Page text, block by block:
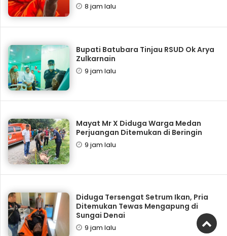
8 jam lalu
Bupati Batubara Tinjau RSUD Ok Arya
Zulkarnain
9 jam lalu
Mayat Mr X Diduga Warga Medan
Perjuangan Ditemukan di Beringin
9 jam lalu
Diduga Tersengat Setrum Ikan, Pria
Ditemukan Tewas Mengapung di
Sungai Denai
9 jam lalu